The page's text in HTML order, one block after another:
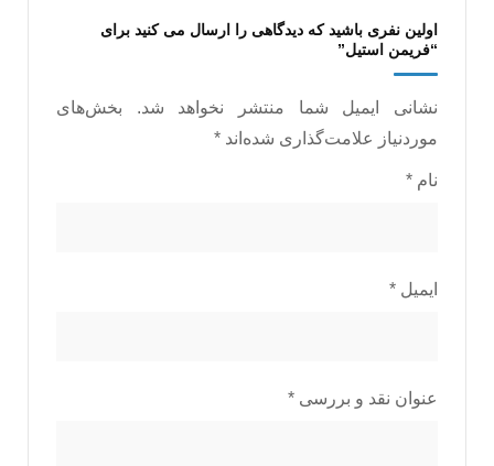
اولین نفری باشید که دیدگاهی را ارسال می کنید برای
“فریمن استیل”
نشانی ایمیل شما منتشر نخواهد شد.
بخش‌های
موردنیاز علامت‌گذاری شده‌اند *
نام *
ایمیل *
عنوان نقد و بررسی *